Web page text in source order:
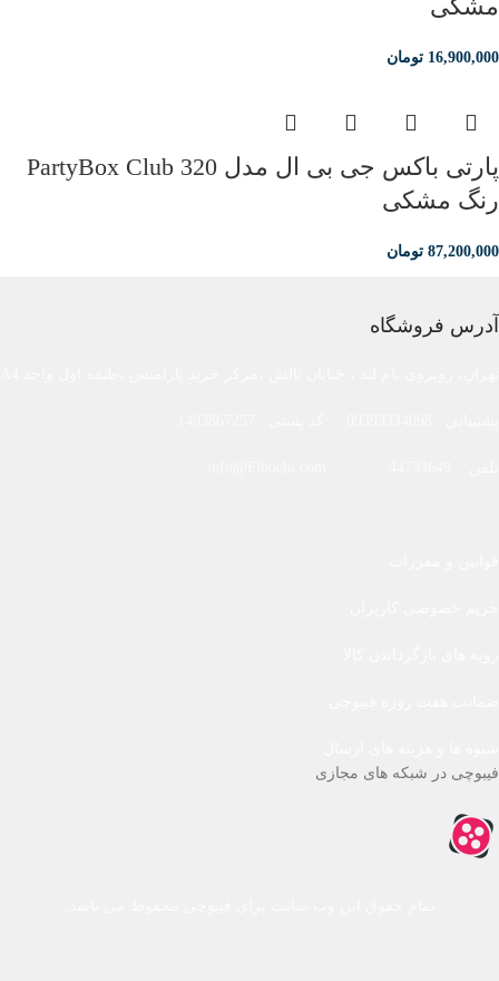
مشکی
16,900,000 تومان
پارتی باکس جی بی ال مدل PartyBox Club 320
رنگ مشکی
87,200,000 تومان
آدرس فروشگاه
فیبوچی در شبکه های مجازی